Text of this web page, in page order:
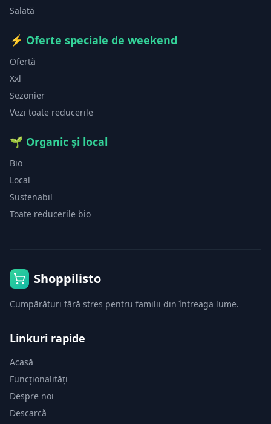
Salată
⚡ Oferte speciale de weekend
Ofertă
Xxl
Sezonier
Vezi toate reducerile
🌱 Organic și local
Bio
Local
Sustenabil
Toate reducerile bio
Shoppilisto
Cumpărături fără stres pentru familii din întreaga lume.
Linkuri rapide
Acasă
Funcționalități
Despre noi
Descarcă